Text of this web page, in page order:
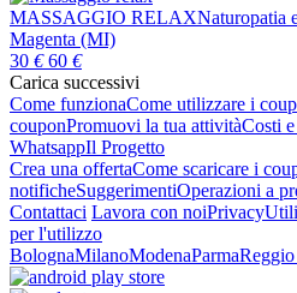
MASSAGGIO RELAXNaturopatia
Magenta (MI)
30 € 60 €
Carica successivi
Come funzionaCome utilizzare i
couponPromuovi la tua attivitàCosti
WhatsappIl Progetto
Crea una offertaCome scaricare i
notificheSuggerimentiOperazioni a
Contattaci Lavora con noiPrivacy
per l'utilizzo
BolognaMilanoModenaParma